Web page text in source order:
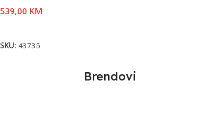
539,00 KM
SKU: 43735
Brendovi